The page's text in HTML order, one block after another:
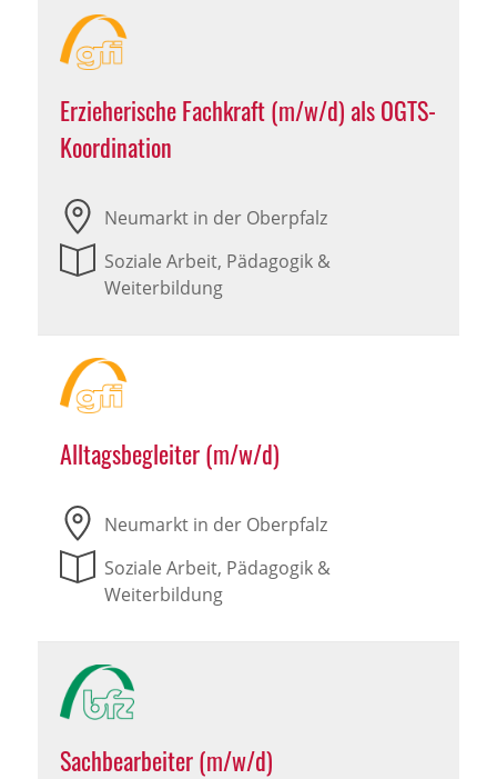
Erzieherische Fachkraft (m/w/d) als OGTS-
Koordination
Neumarkt in der Oberpfalz
Soziale Arbeit, Pädagogik &
Weiterbildung
Alltagsbegleiter (m/w/d)
Neumarkt in der Oberpfalz
Soziale Arbeit, Pädagogik &
Weiterbildung
Sachbearbeiter (m/w/d)